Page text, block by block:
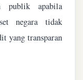
publik apabila
negara tidak
yang transparan